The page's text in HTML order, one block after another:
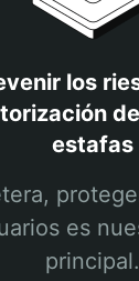
los
estafas
es
principal.